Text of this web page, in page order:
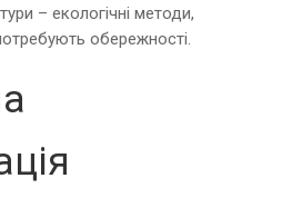
– екологічні методи,
обережності.